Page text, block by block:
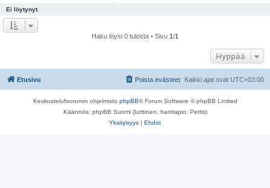
Ei löytynyt.
Haku löysi 0 tulosta • Sivu 1/1
Hyppää
Etusivu Kaikki ajat ovat UTC+03:00
Poista evästeet
Keskustelufoorumin ohjelmisto phpBB® Forum Software © phpBB Limited
Käännös: phpBB Suomi (lurttinen, harritapio, Pettis)
Yksityisyys | Ehdot